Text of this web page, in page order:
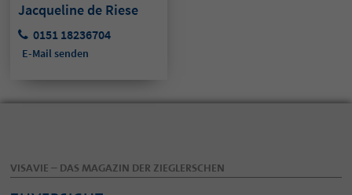
Jacqueline de Riese
0151 18236704
E-Mail senden
VISAVIE – DAS MAGAZIN DER ZIEGLERSCHEN